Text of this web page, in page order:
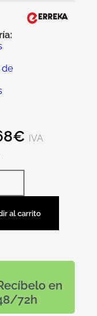
de
€ IVA
al carrito
en
72h